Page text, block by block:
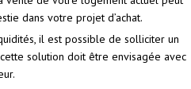
dans votre projet d’achat.
il est possible de solliciter un
solution doit être envisagée avec